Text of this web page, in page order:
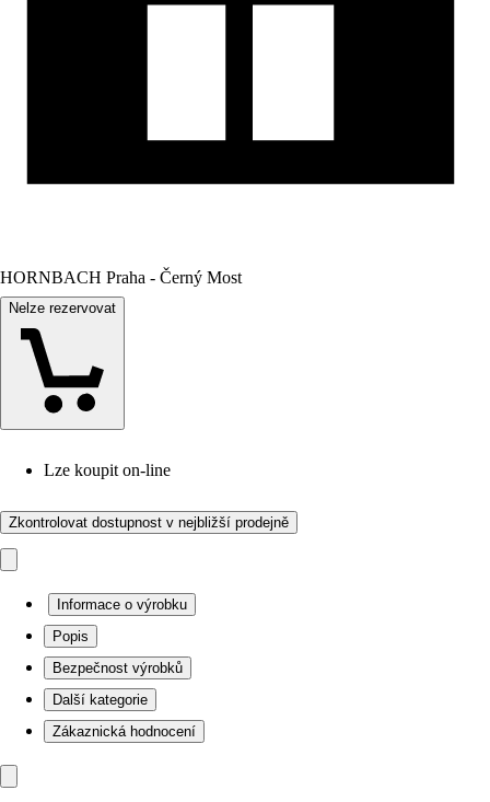
HORNBACH Praha - Černý Most
Nelze rezervovat
Lze koupit on-line
Zkontrolovat dostupnost v nejbližší prodejně
Informace o výrobku
Popis
Bezpečnost výrobků
Další kategorie
Zákaznická hodnocení